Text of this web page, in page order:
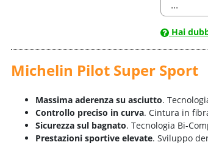
Hai
Michelin Pilot Super Sport
Massima aderenza su asciutto.
Controllo preciso in curva. Cintura in
Sicurezza sul bagnato. Tecnologia Bi-
Prestazioni sportive elevate. Sviluppo